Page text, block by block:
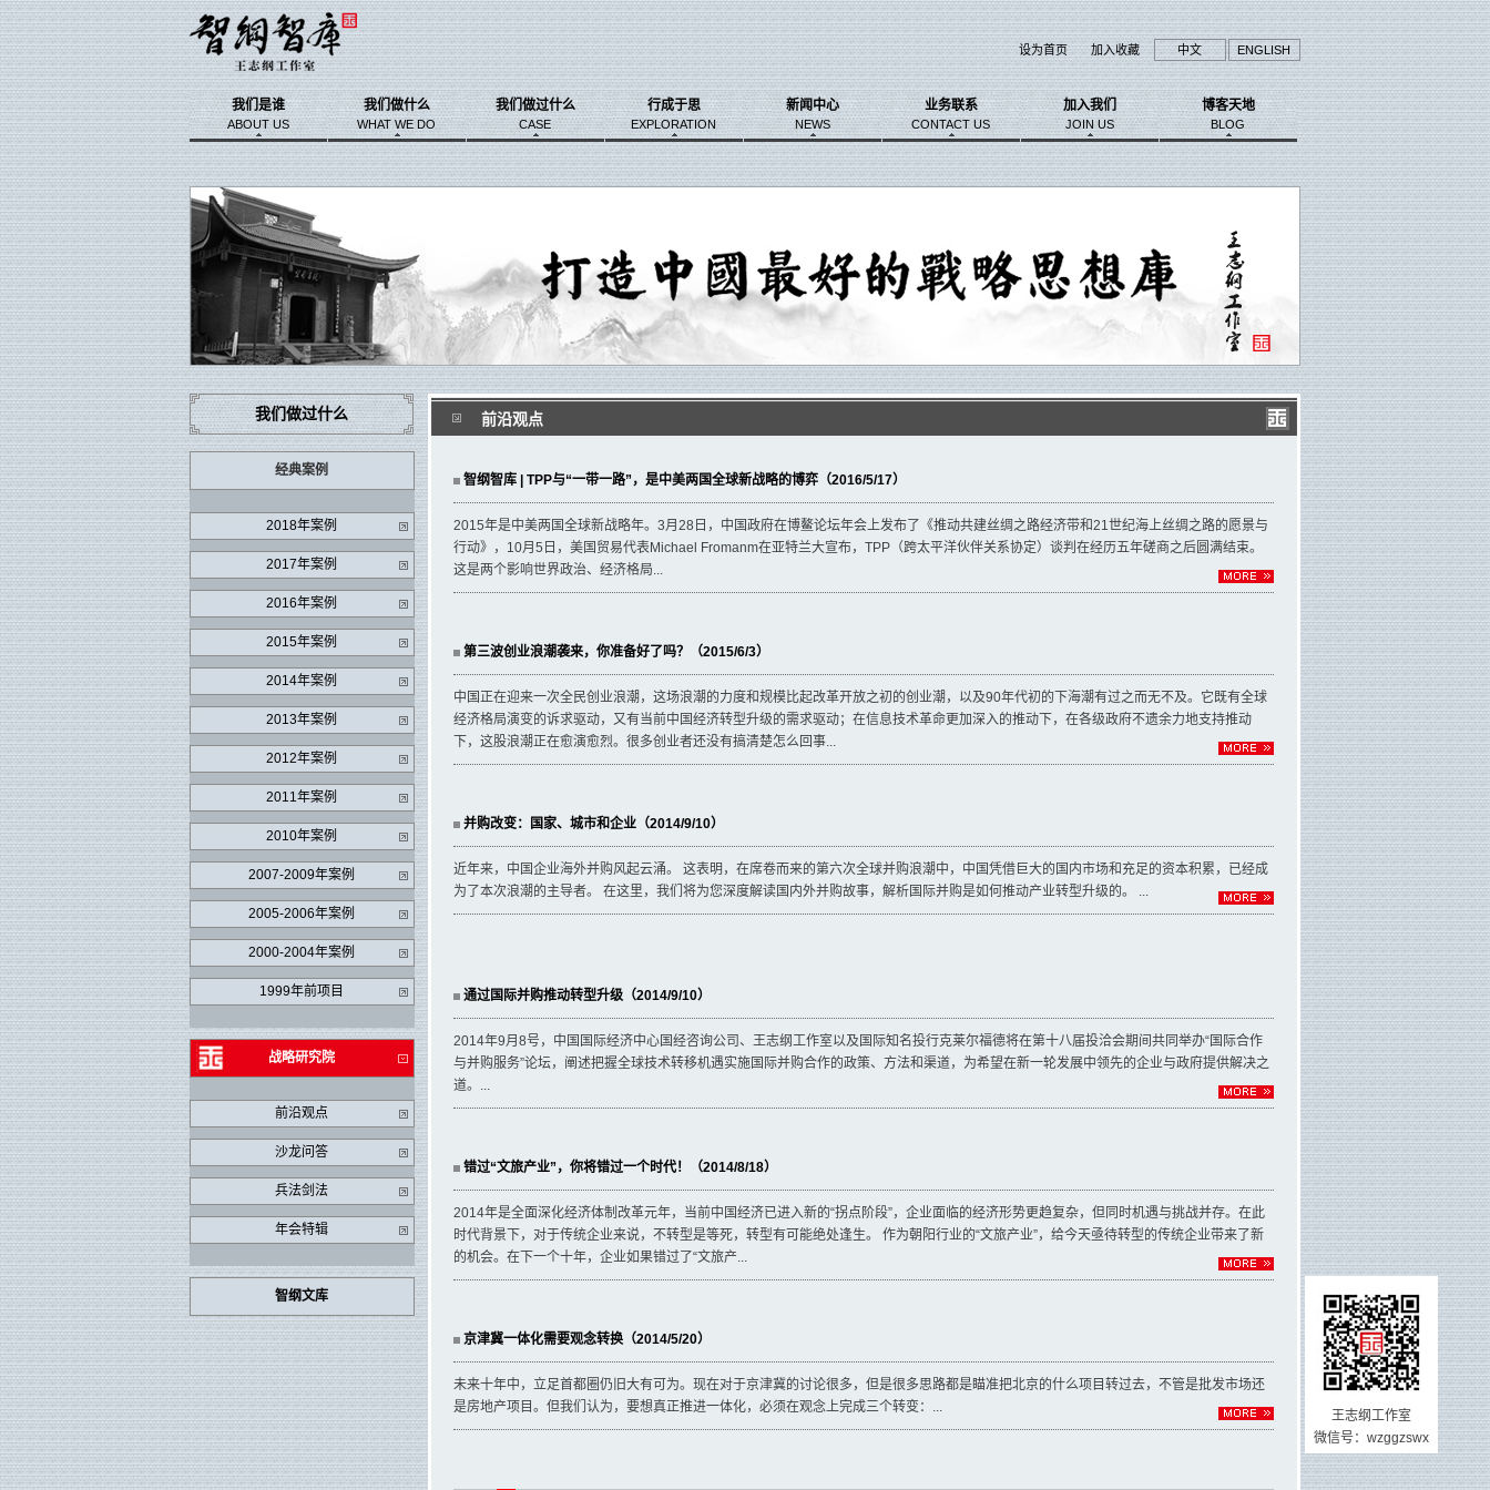
王志纲工作室
微信号：wzggzswx
设为首页 加入收藏 中文 ENGLISH
我们是谁
ABOUT US
我们做什么
WHAT WE DO
我们做过什么
CASE
行成于思
EXPLORATION
新闻中心
NEWS
业务联系
CONTACT US
加入我们
JOIN US
博客天地
BLOG
我们做过什么
经典案例
2018年案例
2017年案例
2016年案例
2015年案例
2014年案例
2013年案例
2012年案例
2011年案例
2010年案例
2007-2009年案例
2005-2006年案例
2000-2004年案例
1999年前项目
战略研究院
前沿观点
沙龙问答
兵法剑法
年会特辑
智纲文库
前沿观点
智纲智库 | TPP与“一带一路”，是中美两国全球新战略的博弈（2016/5/17）
2015年是中美两国全球新战略年。3月28日，中国政府在博鳌论坛年会上发布了《推动共建丝绸之路经济带和21世纪海上丝绸之路的愿景与
行动》，10月5日，美国贸易代表Michael Fromanm在亚特兰大宣布，TPP（跨太平洋伙伴关系协定）谈判在经历五年磋商之后圆满结束。
这是两个影响世界政治、经济格局...
第三波创业浪潮袭来，你准备好了吗？（2015/6/3）
中国正在迎来一次全民创业浪潮，这场浪潮的力度和规模比起改革开放之初的创业潮，以及90年代初的下海潮有过之而无不及。它既有全球
经济格局演变的诉求驱动，又有当前中国经济转型升级的需求驱动；在信息技术革命更加深入的推动下，在各级政府不遗余力地支持推动
下，这股浪潮正在愈演愈烈。很多创业者还没有搞清楚怎么回事...
并购改变：国家、城市和企业（2014/9/10）
近年来，中国企业海外并购风起云涌。 这表明，在席卷而来的第六次全球并购浪潮中，中国凭借巨大的国内市场和充足的资本积累，已经成
为了本次浪潮的主导者。 在这里，我们将为您深度解读国内外并购故事，解析国际并购是如何推动产业转型升级的。 ...
通过国际并购推动转型升级（2014/9/10）
2014年9月8号，中国国际经济中心国经咨询公司、王志纲工作室以及国际知名投行克莱尔福德将在第十八届投洽会期间共同举办“国际合作
与并购服务”论坛，阐述把握全球技术转移机遇实施国际并购合作的政策、方法和渠道，为希望在新一轮发展中领先的企业与政府提供解决之
道。...
错过“文旅产业”，你将错过一个时代！（2014/8/18）
2014年是全面深化经济体制改革元年，当前中国经济已进入新的“拐点阶段”，企业面临的经济形势更趋复杂，但同时机遇与挑战并存。在此
时代背景下，对于传统企业来说，不转型是等死，转型有可能绝处逢生。 作为朝阳行业的“文旅产业”，给今天亟待转型的传统企业带来了新
的机会。在下一个十年，企业如果错过了“文旅产...
京津冀一体化需要观念转换（2014/5/20）
未来十年中，立足首都圈仍旧大有可为。现在对于京津冀的讨论很多，但是很多思路都是瞄准把北京的什么项目转过去，不管是批发市场还
是房地产项目。但我们认为，要想真正推进一体化，必须在观念上完成三个转变：...